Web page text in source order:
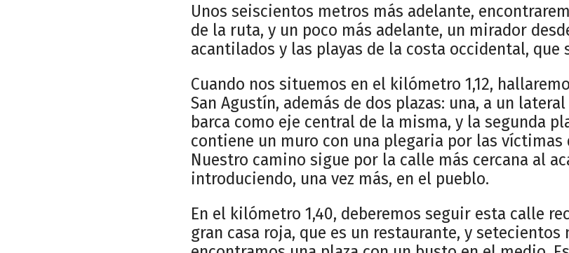
Unos seiscientos metros más adelante,
de la ruta, y un poco más adelante, un mirador
acantilados y las playas de la costa occidental, que
Cuando nos situemos en el kilómetro 1,12,
San Agustín, además de dos plazas: una, a un
barca como eje central de la misma, y la segunda
contiene un muro con una plegaria por las
Nuestro camino sigue por la calle más cercana al
introduciendo, una vez más, en el pueblo.
En el kilómetro 1,40, deberemos seguir esta calle
gran casa roja, que es un restaurante, y